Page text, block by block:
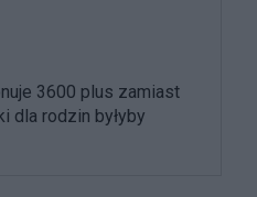
3600 plus zamiast
dla rodzin byłyby